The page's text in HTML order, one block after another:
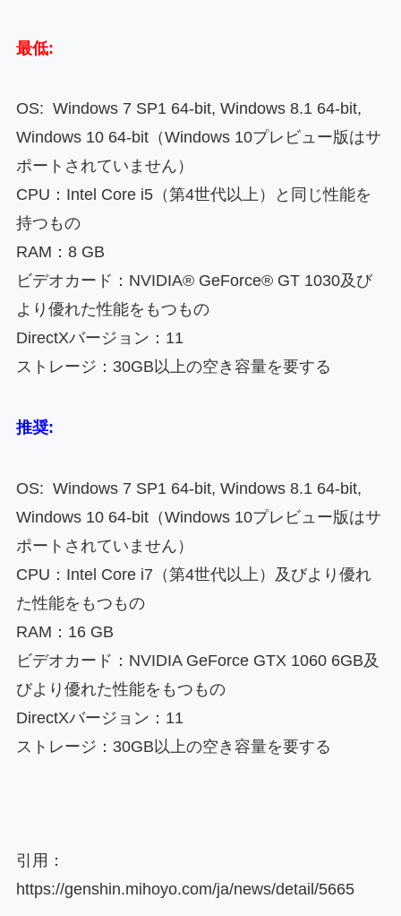
最低:
OS: Windows 7 SP1 64-bit, Windows 8.1 64-bit,
Windows 10 64-bit（Windows 10プレビュー版はサ
ポートされていません）
CPU：Intel Core i5（第4世代以上）と同じ性能を
持つもの
RAM：8 GB
ビデオカード：NVIDIA® GeForce® GT 1030及び
より優れた性能をもつもの
DirectXバージョン：11
ストレージ：30GB以上の空き容量を要する
推奨:
OS: Windows 7 SP1 64-bit, Windows 8.1 64-bit,
Windows 10 64-bit（Windows 10プレビュー版はサ
ポートされていません）
CPU：Intel Core i7（第4世代以上）及びより優れ
た性能をもつもの
RAM：16 GB
ビデオカード：NVIDIA GeForce GTX 1060 6GB及
びより優れた性能をもつもの
DirectXバージョン：11
ストレージ：30GB以上の空き容量を要する
引用：
https://genshin.mihoyo.com/ja/news/detail/5665